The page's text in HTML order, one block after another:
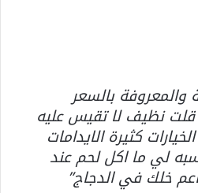
والمعروفة بالسعر
قلت نظيف لا تقيس عليه
كثيرة الايدامات
لي ما اكل لحم عند
خلك في الدجاج”